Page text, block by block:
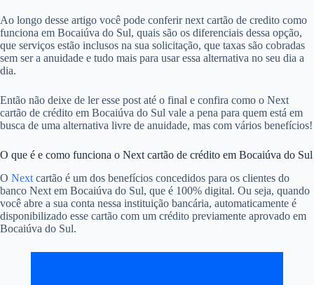
Ao longo desse artigo você pode conferir next cartão de credito como
funciona em Bocaiúva do Sul, quais são os diferenciais dessa opção,
que serviços estão inclusos na sua solicitação, que taxas são cobradas
sem ser a anuidade e tudo mais para usar essa alternativa no seu dia a
dia.
Então não deixe de ler esse post até o final e confira como o Next
cartão de crédito em Bocaiúva do Sul vale a pena para quem está em
busca de uma alternativa livre de anuidade, mas com vários benefícios!
O que é e como funciona o Next cartão de crédito em Bocaiúva do Sul
O Next cartão é um dos benefícios concedidos para os clientes do
banco Next em Bocaiúva do Sul, que é 100% digital. Ou seja, quando
você abre a sua conta nessa instituição bancária, automaticamente é
disponibilizado esse cartão com um crédito previamente aprovado em
Bocaiúva do Sul.